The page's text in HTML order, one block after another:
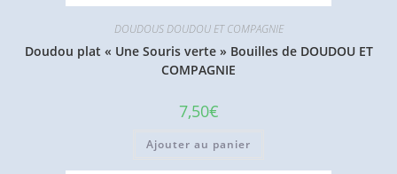
DOUDOUS DOUDOU ET COMPAGNIE
Doudou plat « Une Souris verte » Bouilles de DOUDOU ET
COMPAGNIE
7,50€
Ajouter au panier